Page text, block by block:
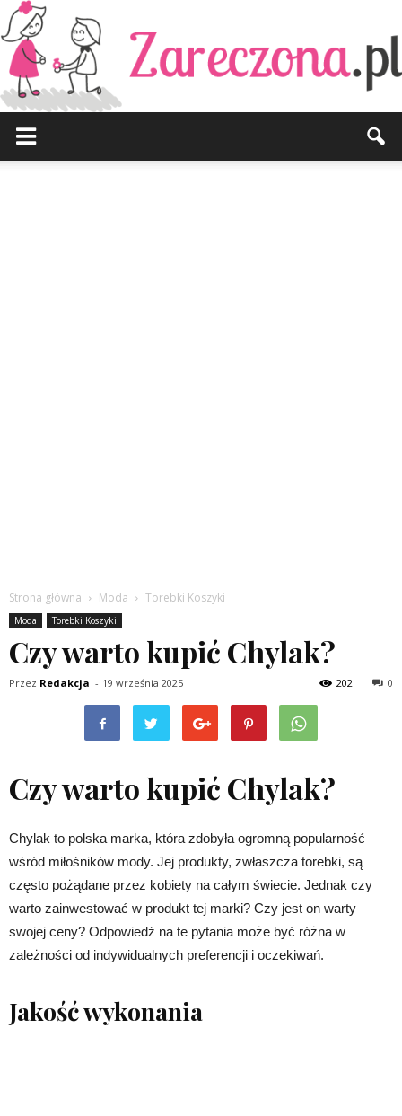
Strona główna Moda Torebki Koszyki
Moda Torebki Koszyki
Czy warto kupić Chylak?
Przez Redakcja - 19 września 2025 0
202
Czy warto kupić Chylak?
Chylak to polska marka, która zdobyła ogromną popularność
wśród miłośników mody. Jej produkty, zwłaszcza torebki, są
często pożądane przez kobiety na całym świecie. Jednak czy
warto zainwestować w produkt tej marki? Czy jest on warty
swojej ceny? Odpowiedź na te pytania może być różna w
zależności od indywidualnych preferencji i oczekiwań.
Jakość wykonania